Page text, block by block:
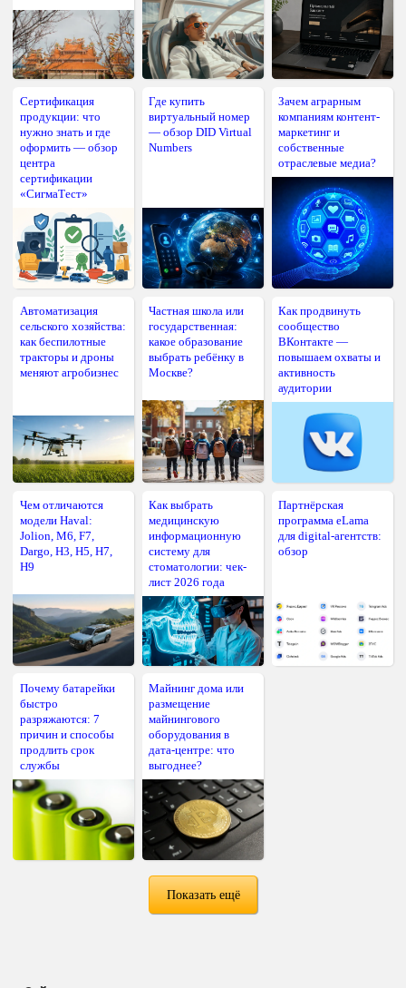
Сертификация
продукции: что
нужно знать и где
оформить — обзор
центра
сертификации
«СигмаТест»
Где купить
виртуальный номер
— обзор DID Virtual
Numbers
Зачем аграрным
компаниям контент-
маркетинг и
собственные
отраслевые медиа?
Автоматизация
сельского хозяйства:
как беспилотные
тракторы и дроны
меняют агробизнес
Частная школа или
государственная:
какое образование
выбрать ребёнку в
Москве?
Как продвинуть
сообщество
ВКонтакте —
повышаем охваты и
активность
аудитории
Чем отличаются
модели Haval:
Jolion, M6, F7,
Dargo, H3, H5, H7,
H9
Как выбрать
медицинскую
информационную
систему для
стоматологии: чек-
лист 2026 года
Партнёрская
программа eLama
для digital-агентств:
обзор
Почему батарейки
быстро
разряжаются: 7
причин и способы
продлить срок
службы
Майнинг дома или
размещение
майнингового
оборудования в
дата-центре: что
выгоднее?
Показать ещё